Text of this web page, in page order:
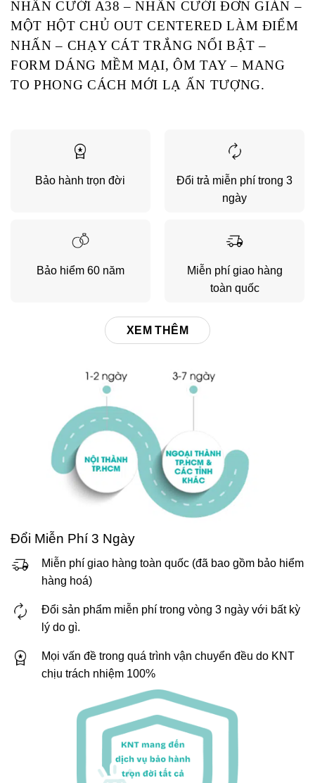
NHẪN CƯỚI A38 – NHẪN CƯỚI ĐƠN GIẢN –
MỘT HỘT CHỦ OUT CENTERED LÀM ĐIỂM
NHẤN – CHẠY CÁT TRẮNG NỔI BẬT –
FORM DÁNG MỀM MẠI, ÔM TAY – MANG
TO PHONG CÁCH MỚI LẠ ẤN TƯỢNG.
Bảo hành trọn đời
Đổi trả miễn phí trong 3
ngày
Bảo hiểm 60 năm
Miễn phí giao hàng
toàn quốc
XEM THÊM
Đổi Miễn Phí 3 Ngày
Miễn phí giao hàng toàn quốc (đã bao gồm bảo hiểm
hàng hoá)
Đổi sản phẩm miễn phí trong vòng 3 ngày với bất kỳ
lý do gì.
Mọi vấn đề trong quá trình vận chuyển đều do KNT
chịu trách nhiệm 100%